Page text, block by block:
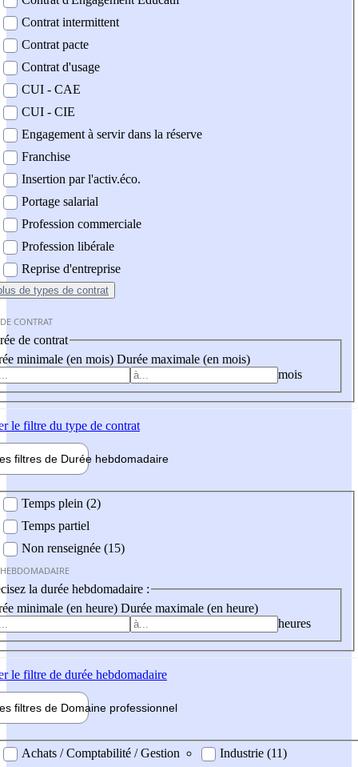
Contrat intermittent
Contrat pacte
Contrat d'usage
CUI - CAE
CUI - CIE
Engagement à servir dans la réserve
Franchise
Insertion par l'activ.éco.
Portage salarial
Profession commerciale
Profession libérale
Reprise d'entreprise
de types de contrat
CONTRAT
de contrat
minimale (en mois) Durée maximale (en mois)
mois
le filtre du type de contrat
filtres de Durée hebdomadaire
Temps plein (2)
Temps partiel
Non renseignée (15)
la durée hebdomadaire :
minimale (en heure) Durée maximale (en heure)
heures
le filtre de durée hebdomadaire
filtres de Domaine professionnel
professionel
Achats / Comptabilité / Gestion
Industrie (11)